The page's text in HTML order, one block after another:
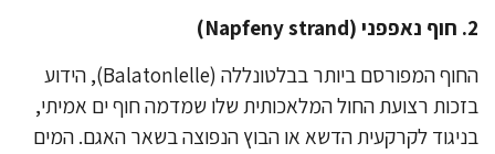
החוף המפורסם ביותר בבלטונללה (Balatonlelle), הידוע
רצועת החול המלאכותית שלו שמדמה חוף ים אמיתי,
לקרקעית הדשא או הבוץ הנפוצה בשאר האגם. המים